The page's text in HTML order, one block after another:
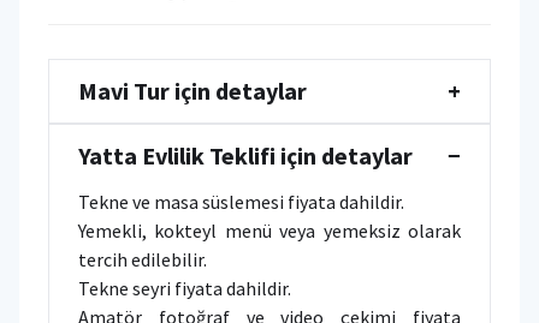
Mavi Tur için detaylar +
Yatta Evlilik Teklifi için detaylar −
Tekne ve masa süslemesi fiyata dahildir.
Yemekli, kokteyl menü veya yemeksiz olarak
tercih edilebilir.
Tekne seyri fiyata dahildir.
Amatör fotoğraf ve video çekimi fiyata